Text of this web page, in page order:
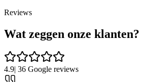
Reviews
Wat zeggen onze klanten?
4.9| 36 Google reviews